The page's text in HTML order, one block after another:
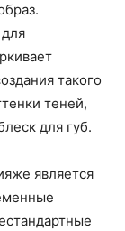
такого
теней,
для губ.
является